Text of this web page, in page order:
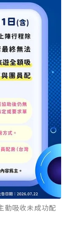
動吸收未成功配